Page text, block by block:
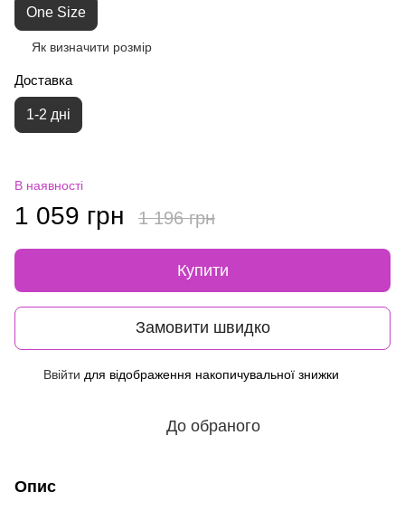
One Size
Як визначити розмір
Доставка
1-2 дні
В наявності
1 059 грн 1 196 грн
Купити
Замовити швидко
Ввійти для відображення накопичувальної знижки
До обраного
Опис